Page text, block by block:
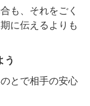
も、それをごく
に伝えるよりも
う
とで相手の安心